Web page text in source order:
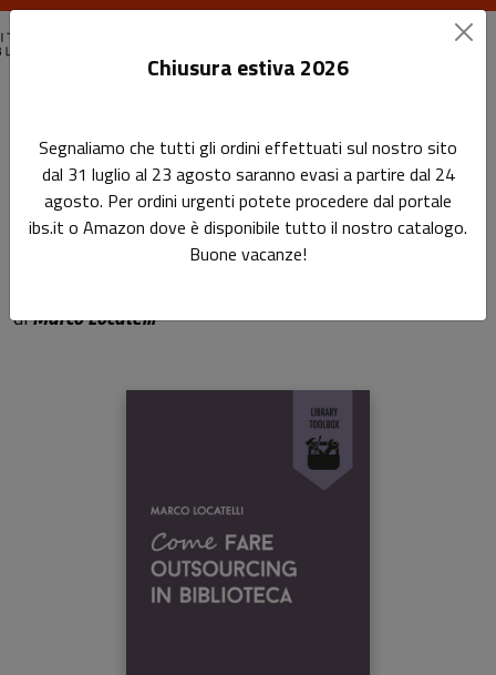
Come fare outsourcing in
biblioteca
diMarco Locatelli
Chiusura estiva 2026
Segnaliamo che tutti gli ordini effettuati sul nostro sito
dal 31 luglio al 23 agosto saranno evasi a partire dal 24
agosto. Per ordini urgenti potete procedere dal portale
ibs.it o Amazon dove è disponibile tutto il nostro catalogo.
Buone vacanze!